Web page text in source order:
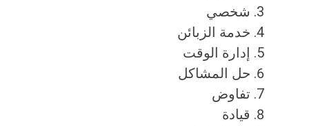
شخصي
خدمة الزبائن
إدارة الوقت
حل المشاكل
تفاوض
قيادة